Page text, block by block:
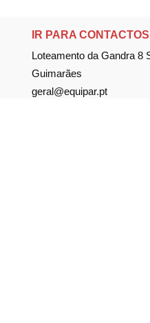
IR PARA CONTACTOS
Loteamento da Gandra 8
Guimarães
geral@equipar.pt